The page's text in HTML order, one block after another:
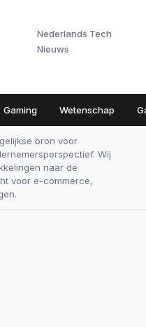
Nederlands Tech
Nieuws
Gaming Wetenschap
bron voor
Wij
naar de
voor e-commerce,